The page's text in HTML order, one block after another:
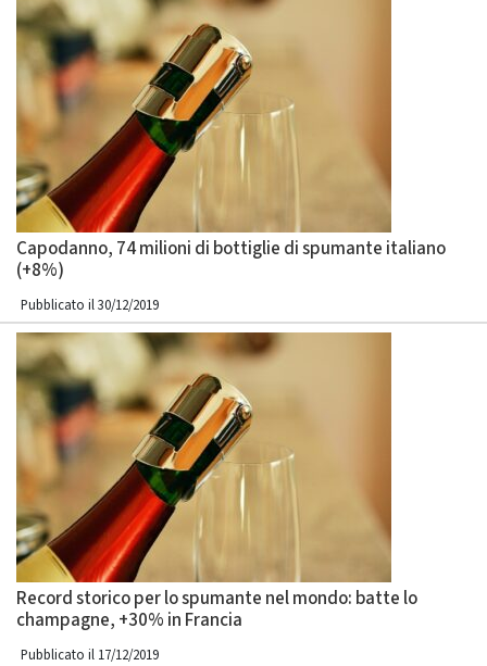
Capodanno, 74 milioni di bottiglie di spumante italiano
(+8%)
Pubblicato il 30/12/2019
Record storico per lo spumante nel mondo: batte lo
champagne, +30% in Francia
Pubblicato il 17/12/2019